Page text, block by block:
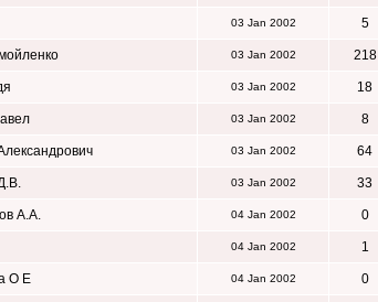
03 Jan 2002 5
03 Jan 2002 218
03 Jan 2002 18
03 Jan 2002 8
03 Jan 2002 64
03 Jan 2002 33
А.А. 04 Jan 2002 0
04 Jan 2002 1
О Е 04 Jan 2002 0